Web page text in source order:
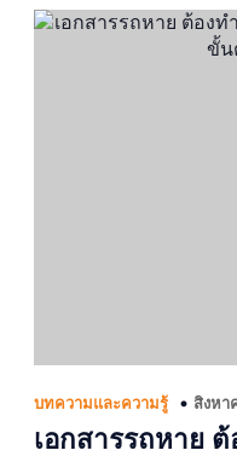
บทความและความรู้ สิงหา
เอกสารรถหาย